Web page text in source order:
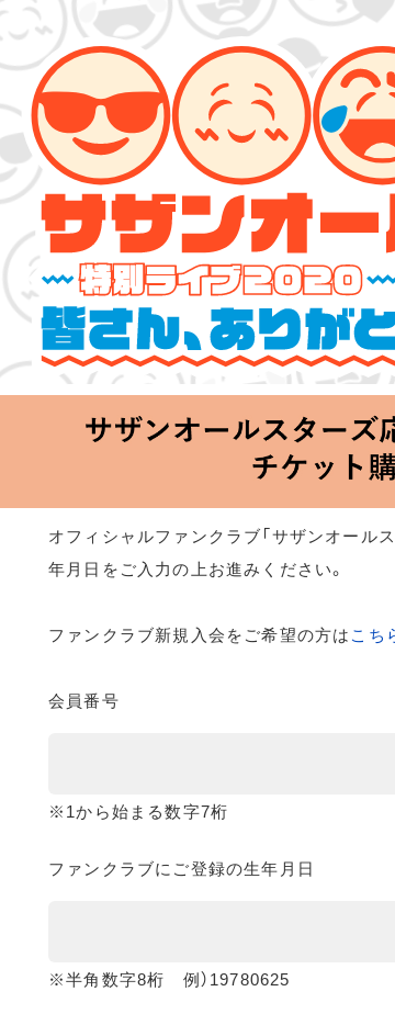
サザンオールスターズ 特別ライブ 2020
「Keep Smilin’～皆さん、ありがとうございます!!
2020.06.25 Thu 20:00 Start at 横浜アリーナ
オフィシャルファンクラブ「サザンオール
年月日をご入力の上お進みください。
ファンクラブ新規入会をご希望の方はこち
会員番号
※1から始まる数字7桁
ファンクラブにご登録の生年月日
※半角数字8桁 例）19780625